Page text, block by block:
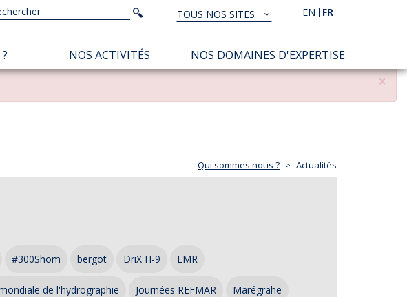
EN FR
TOUS
NOS
SITES
TOUS NOS SITES
Rechercher
Rechercher
NOS ACTIVITÉS NOS DOMAINES D'EXPERTISE
×
Qui sommes nous ? Actualités
#300Shom bergot DriX H-9 EMR
de l'hydrographie Journées REFMAR Marégrahe